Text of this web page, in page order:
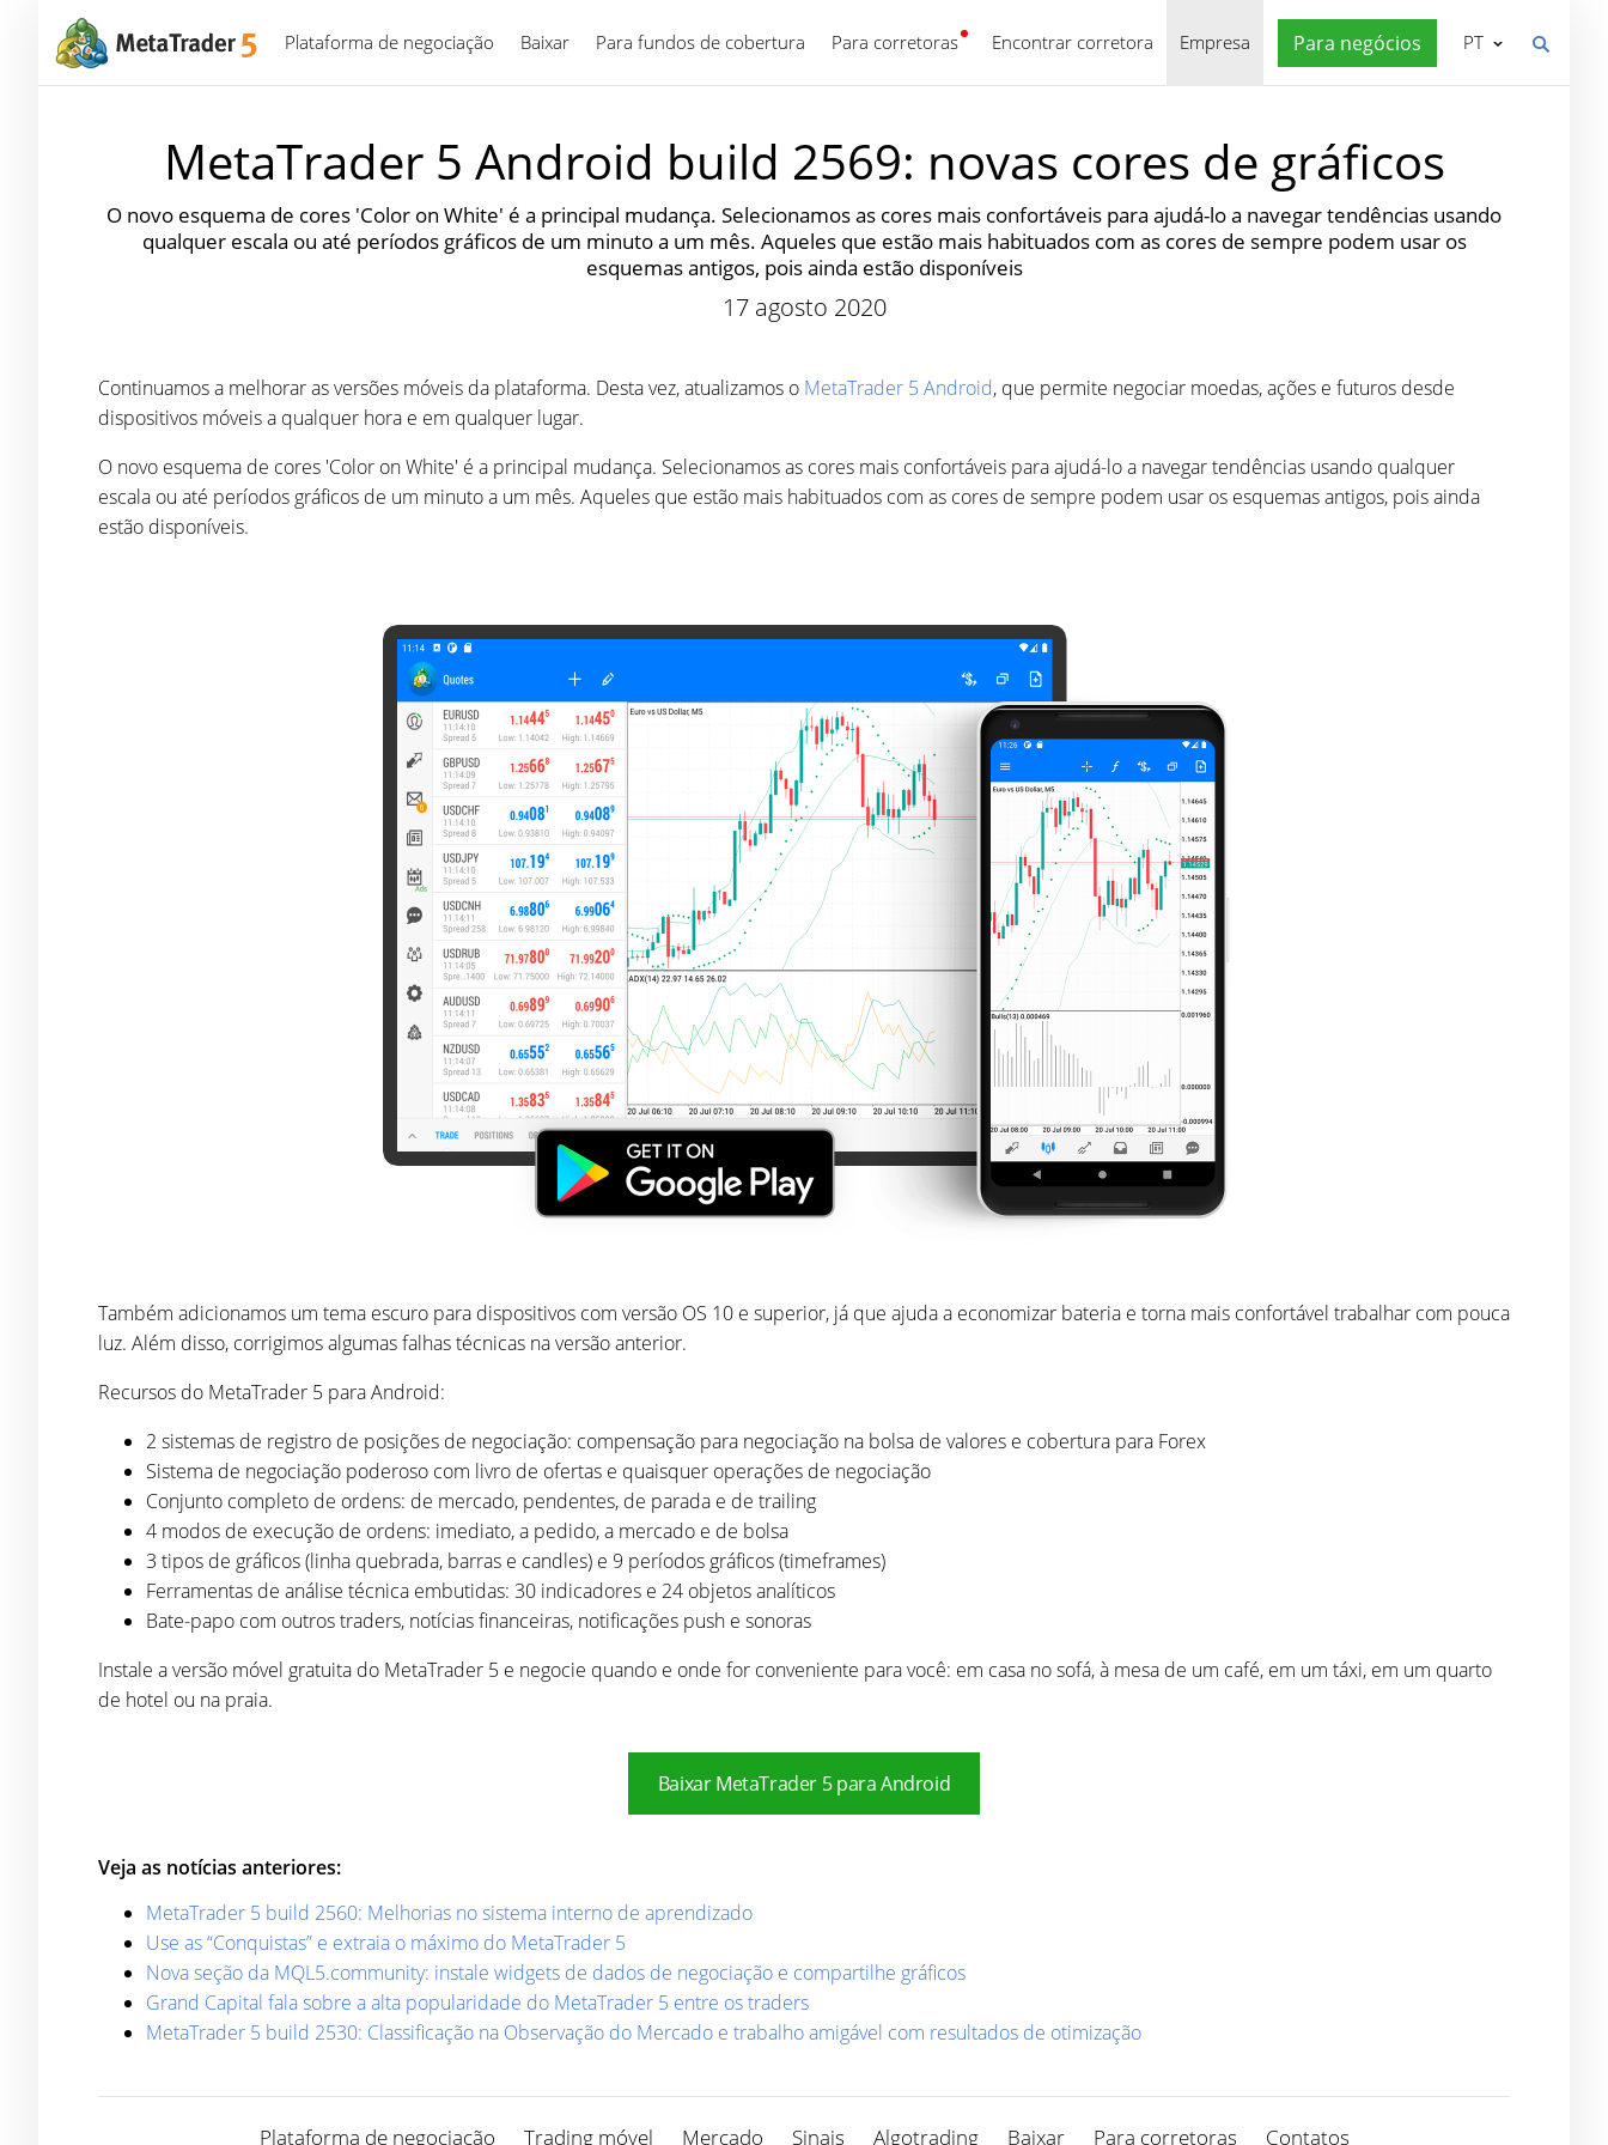
Plataforma de negociação Baixar Para fundos de cobertura Para corretoras Encontrar corretora Empresa Para negócios
Português PT
MetaTrader 5 Android build 2569: novas cores de gráficos
O novo esquema de cores 'Color on White' é a principal mudança. Selecionamos as cores mais confortáveis para ajudá-lo a navegar tendências usando
qualquer escala ou até períodos gráficos de um minuto a um mês. Aqueles que estão mais habituados com as cores de sempre podem usar os
esquemas antigos, pois ainda estão disponíveis
17 agosto 2020
Continuamos a melhorar as versões móveis da plataforma. Desta vez, atualizamos o MetaTrader 5 Android, que permite negociar moedas, ações e futuros desde
dispositivos móveis a qualquer hora e em qualquer lugar.
O novo esquema de cores 'Color on White' é a principal mudança. Selecionamos as cores mais confortáveis para ajudá-lo a navegar tendências usando qualquer
escala ou até períodos gráficos de um minuto a um mês. Aqueles que estão mais habituados com as cores de sempre podem usar os esquemas antigos, pois ainda
estão disponíveis.
Também adicionamos um tema escuro para dispositivos com versão OS 10 e superior, já que ajuda a economizar bateria e torna mais confortável trabalhar com pouca
luz. Além disso, corrigimos algumas falhas técnicas na versão anterior.
Recursos do MetaTrader 5 para Android:
2 sistemas de registro de posições de negociação: compensação para negociação na bolsa de valores e cobertura para Forex
Sistema de negociação poderoso com livro de ofertas e quaisquer operações de negociação
Conjunto completo de ordens: de mercado, pendentes, de parada e de trailing
4 modos de execução de ordens: imediato, a pedido, a mercado e de bolsa
3 tipos de gráficos (linha quebrada, barras e candles) e 9 períodos gráficos (timeframes)
Ferramentas de análise técnica embutidas: 30 indicadores e 24 objetos analíticos
Bate-papo com outros traders, notícias financeiras, notificações push e sonoras
Instale a versão móvel gratuita do MetaTrader 5 e negocie quando e onde for conveniente para você: em casa no sofá, à mesa de um café, em um táxi, em um quarto
de hotel ou na praia.
Baixar MetaTrader 5 para Android
Veja as notícias anteriores:
MetaTrader 5 build 2560: Melhorias no sistema interno de aprendizado
Use as “Conquistas” e extraia o máximo do MetaTrader 5
Nova seção da MQL5.community: instale widgets de dados de negociação e compartilhe gráficos
Grand Capital fala sobre a alta popularidade do MetaTrader 5 entre os traders
MetaTrader 5 build 2530: Classificação na Observação do Mercado e trabalho amigável com resultados de otimização
Plataforma de negociação Trading móvel Mercado Sinais Algotrading Baixar Para corretoras Contatos